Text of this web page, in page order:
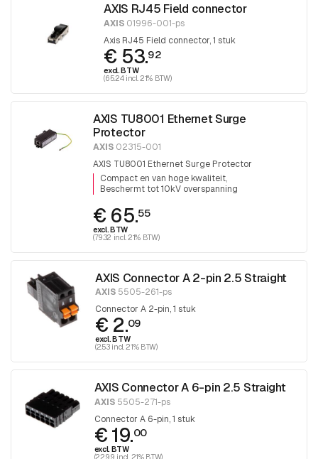
AXIS RJ45 Field connector
AXIS 01996-001-ps
Axis RJ45 Field connector, 1 stuk
€ 53.92
excl. BTW
(65.24 incl. 21% BTW)
AXIS TU8001 Ethernet Surge
Protector
AXIS 02315-001
AXIS TU8001 Ethernet Surge Protector
Compact en van hoge kwaliteit
Beschermt tot 10kV overspanning
€ 65.55
excl. BTW
(79.32 incl. 21% BTW)
AXIS Connector A 2-pin 2.5 Straight
AXIS 5505-261-ps
Connector A 2-pin, 1 stuk
€ 2.09
excl. BTW
(2.53 incl. 21% BTW)
AXIS Connector A 6-pin 2.5 Straight
AXIS5505-271-ps
Connector A 6-pin, 1 stuk
€ 19.00
excl. BTW
(22.99 incl. 21% BTW)